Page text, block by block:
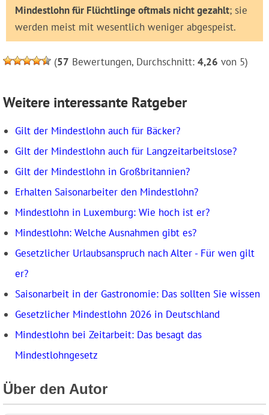
Mindestlohn für Flüchtlinge oftmals nicht gezahlt; sie
werden meist mit wesentlich weniger abgespeist.
(57 Bewertungen, Durchschnitt: 4,26 von 5)
Weitere interessante Ratgeber
Gilt der Mindestlohn auch für Bäcker?
Gilt der Mindestlohn auch für Langzeitarbeitslose?
Gilt der Mindestlohn in Großbritannien?
Erhalten Saisonarbeiter den Mindestlohn?
Mindestlohn in Luxemburg: Wie hoch ist er?
Mindestlohn: Welche Ausnahmen gibt es?
Gesetzlicher Urlaubsanspruch nach Alter - Für wen gilt
er?
Saisonarbeit in der Gastronomie: Das sollten Sie wissen
Gesetzlicher Mindestlohn 2026 in Deutschland
Mindestlohn bei Zeitarbeit: Das besagt das
Mindestlohngesetz
Über den Autor